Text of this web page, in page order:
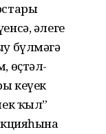
әлеге
бүлмәгә
өҫтәл-
кеүек
ҡыл”